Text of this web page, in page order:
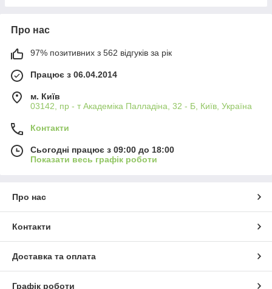
Про нас
97% позитивних з 562 відгуків за рік
Працює з 06.04.2014
м. Київ
03142, пр - т Академіка Палладіна, 32 - Б, Київ, Україна
Контакти
Сьогодні працює з 09:00 до 18:00
Показати весь графік роботи
Про нас
Контакти
Доставка та оплата
Графік роботи